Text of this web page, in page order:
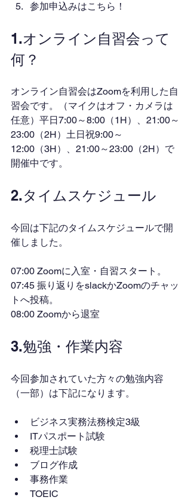
参加申込みはこちら！
1.オンライン自習会って
何？
オンライン自習会はZoomを利用した自
習会です。（マイクはオフ・カメラは
任意）平日7:00～8:00（1H）、21:00～
23:00（2H）土日祝9:00～
12:00（3H）、21:00～23:00（2H）で
開催中です。
2.タイムスケジュール
今回は下記のタイムスケジュールで開
催しました。
07:00 Zoomに入室・自習スタート。
07:45 振り返りをslackかZoomのチャッ
トへ投稿。
08:00 Zoomから退室
3.勉強・作業内容
今回参加されていた方々の勉強内容
（一部）は下記になります。
ビジネス実務法務検定3級
ITパスポート試験
税理士試験
ブログ作成
事務作業
TOEIC